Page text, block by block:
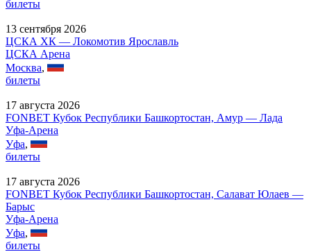
билеты
13 сентября 2026
ЦСКА ХК — Локомотив Ярославль
ЦСКА Арена
Москва,
билеты
17 августа 2026
FONBET Кубок Республики Башкортостан, Амур — Лада
Уфа-Арена
Уфа,
билеты
17 августа 2026
FONBET Кубок Республики Башкортостан, Салават Юлаев —
Барыс
Уфа-Арена
Уфа,
билеты